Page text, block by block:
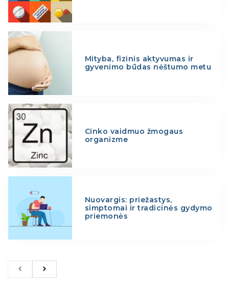
Mityba, fizinis aktyvumas ir
gyvenimo būdas nėštumo metu
Cinko vaidmuo žmogaus
organizme
Nuovargis: priežastys,
simptomai ir tradicinės gydymo
priemonės